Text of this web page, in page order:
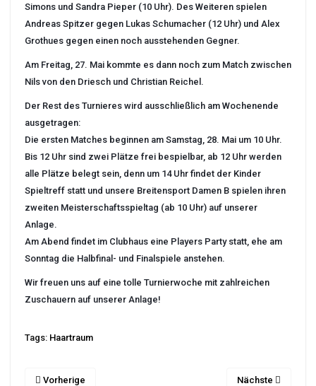
Simons und Sandra Pieper (10 Uhr). Des Weiteren spielen
Andreas Spitzer gegen Lukas Schumacher (12 Uhr) und Alex
Grothues gegen einen noch ausstehenden Gegner.
Am Freitag, 27. Mai kommte es dann noch zum Match zwischen
Nils von den Driesch und Christian Reichel.
Der Rest des Turnieres wird ausschließlich am Wochenende
ausgetragen:
Die ersten Matches beginnen am Samstag, 28. Mai um 10 Uhr.
Bis 12 Uhr sind zwei Plätze frei bespielbar, ab 12 Uhr werden
alle Plätze belegt sein, denn um 14 Uhr findet der Kinder
Spieltreff statt und unsere Breitensport Damen B spielen ihren
zweiten Meisterschaftsspieltag (ab 10 Uhr) auf unserer
Anlage.
Am Abend findet im Clubhaus eine Players Party statt, ehe am
Sonntag die Halbfinal- und Finalspiele anstehen.
Wir freuen uns auf eine tolle Turnierwoche mit zahlreichen
Zuschauern auf unserer Anlage!
Tags: Haartraum
Vorherige Nächste